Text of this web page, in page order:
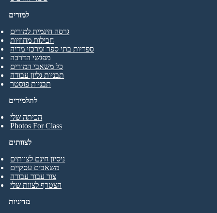
לתלמידים
הכיתה שלי
Photos For Class
למורים
גרסה חינמית למורים
חבילות מחוזיות
ספריות בתי ספר ומרכזי מדיה
מפגשי הדרכה
כל משאבי המורים
תבניות גליון עבודה
תבניות פוסטר
לצוותים
ניסיון חינם לצוותים
משאבים עסקיים
צור עבור עבודה
הצטרף לצוות שלי
מדיניות